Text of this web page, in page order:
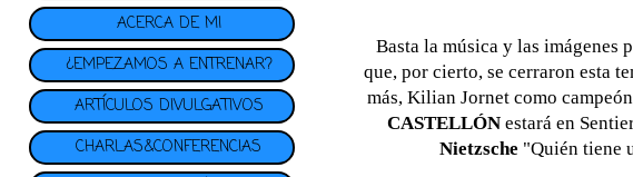
ACERCA DE MI
¿EMPEZAMOS A ENTRENAR?
ARTÍCULOS DIVULGATIVOS
CHARLAS&CONFERENCIAS
Basta la música y las imágenes
que, por cierto, se cerraron esta
más, Kilian Jornet como
CASTELLÓN estará en
Nietzsche "Quién tiene